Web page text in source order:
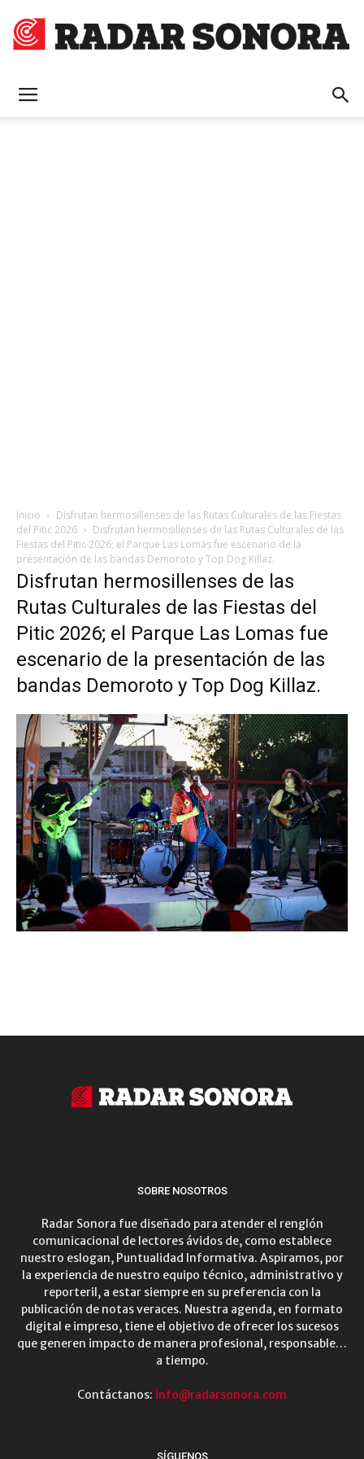
Inicio
Disfrutan hermosillenses de las Rutas Culturales de las Fiestas
del Pitic 2026
Disfrutan hermosillenses de las Rutas Culturales de las
Fiestas del Pitic 2026; el Parque Las Lomas fue escenario de la
presentación de las bandas Demoroto y Top Dog Killaz.
Disfrutan hermosillenses de las
Rutas Culturales de las Fiestas del
Pitic 2026; el Parque Las Lomas fue
escenario de la presentación de las
bandas Demoroto y Top Dog Killaz.
SOBRE NOSOTROS
Radar Sonora fue diseñado para atender el renglón
comunicacional de lectores ávidos de, como establece
nuestro eslogan, Puntualidad Informativa. Aspiramos, por
la experiencia de nuestro equipo técnico, administrativo y
reporteril, a estar siempre en su preferencia con la
publicación de notas veraces. Nuestra agenda, en formato
digital e impreso, tiene el objetivo de ofrecer los sucesos
que generen impacto de manera profesional, responsable…
a tiempo.
Contáctanos: info@radarsonora.com
SÍGUENOS